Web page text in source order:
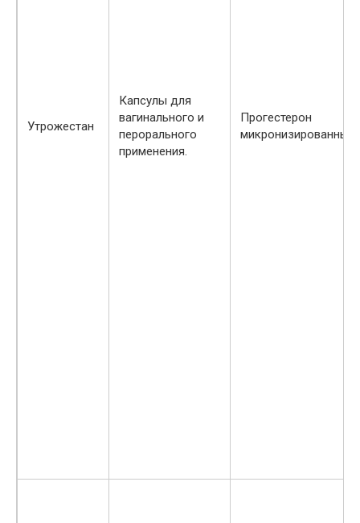
Утрожестан
Капсулы для
вагинального и
перорального
применения.
Прогестерон
микронизированный.